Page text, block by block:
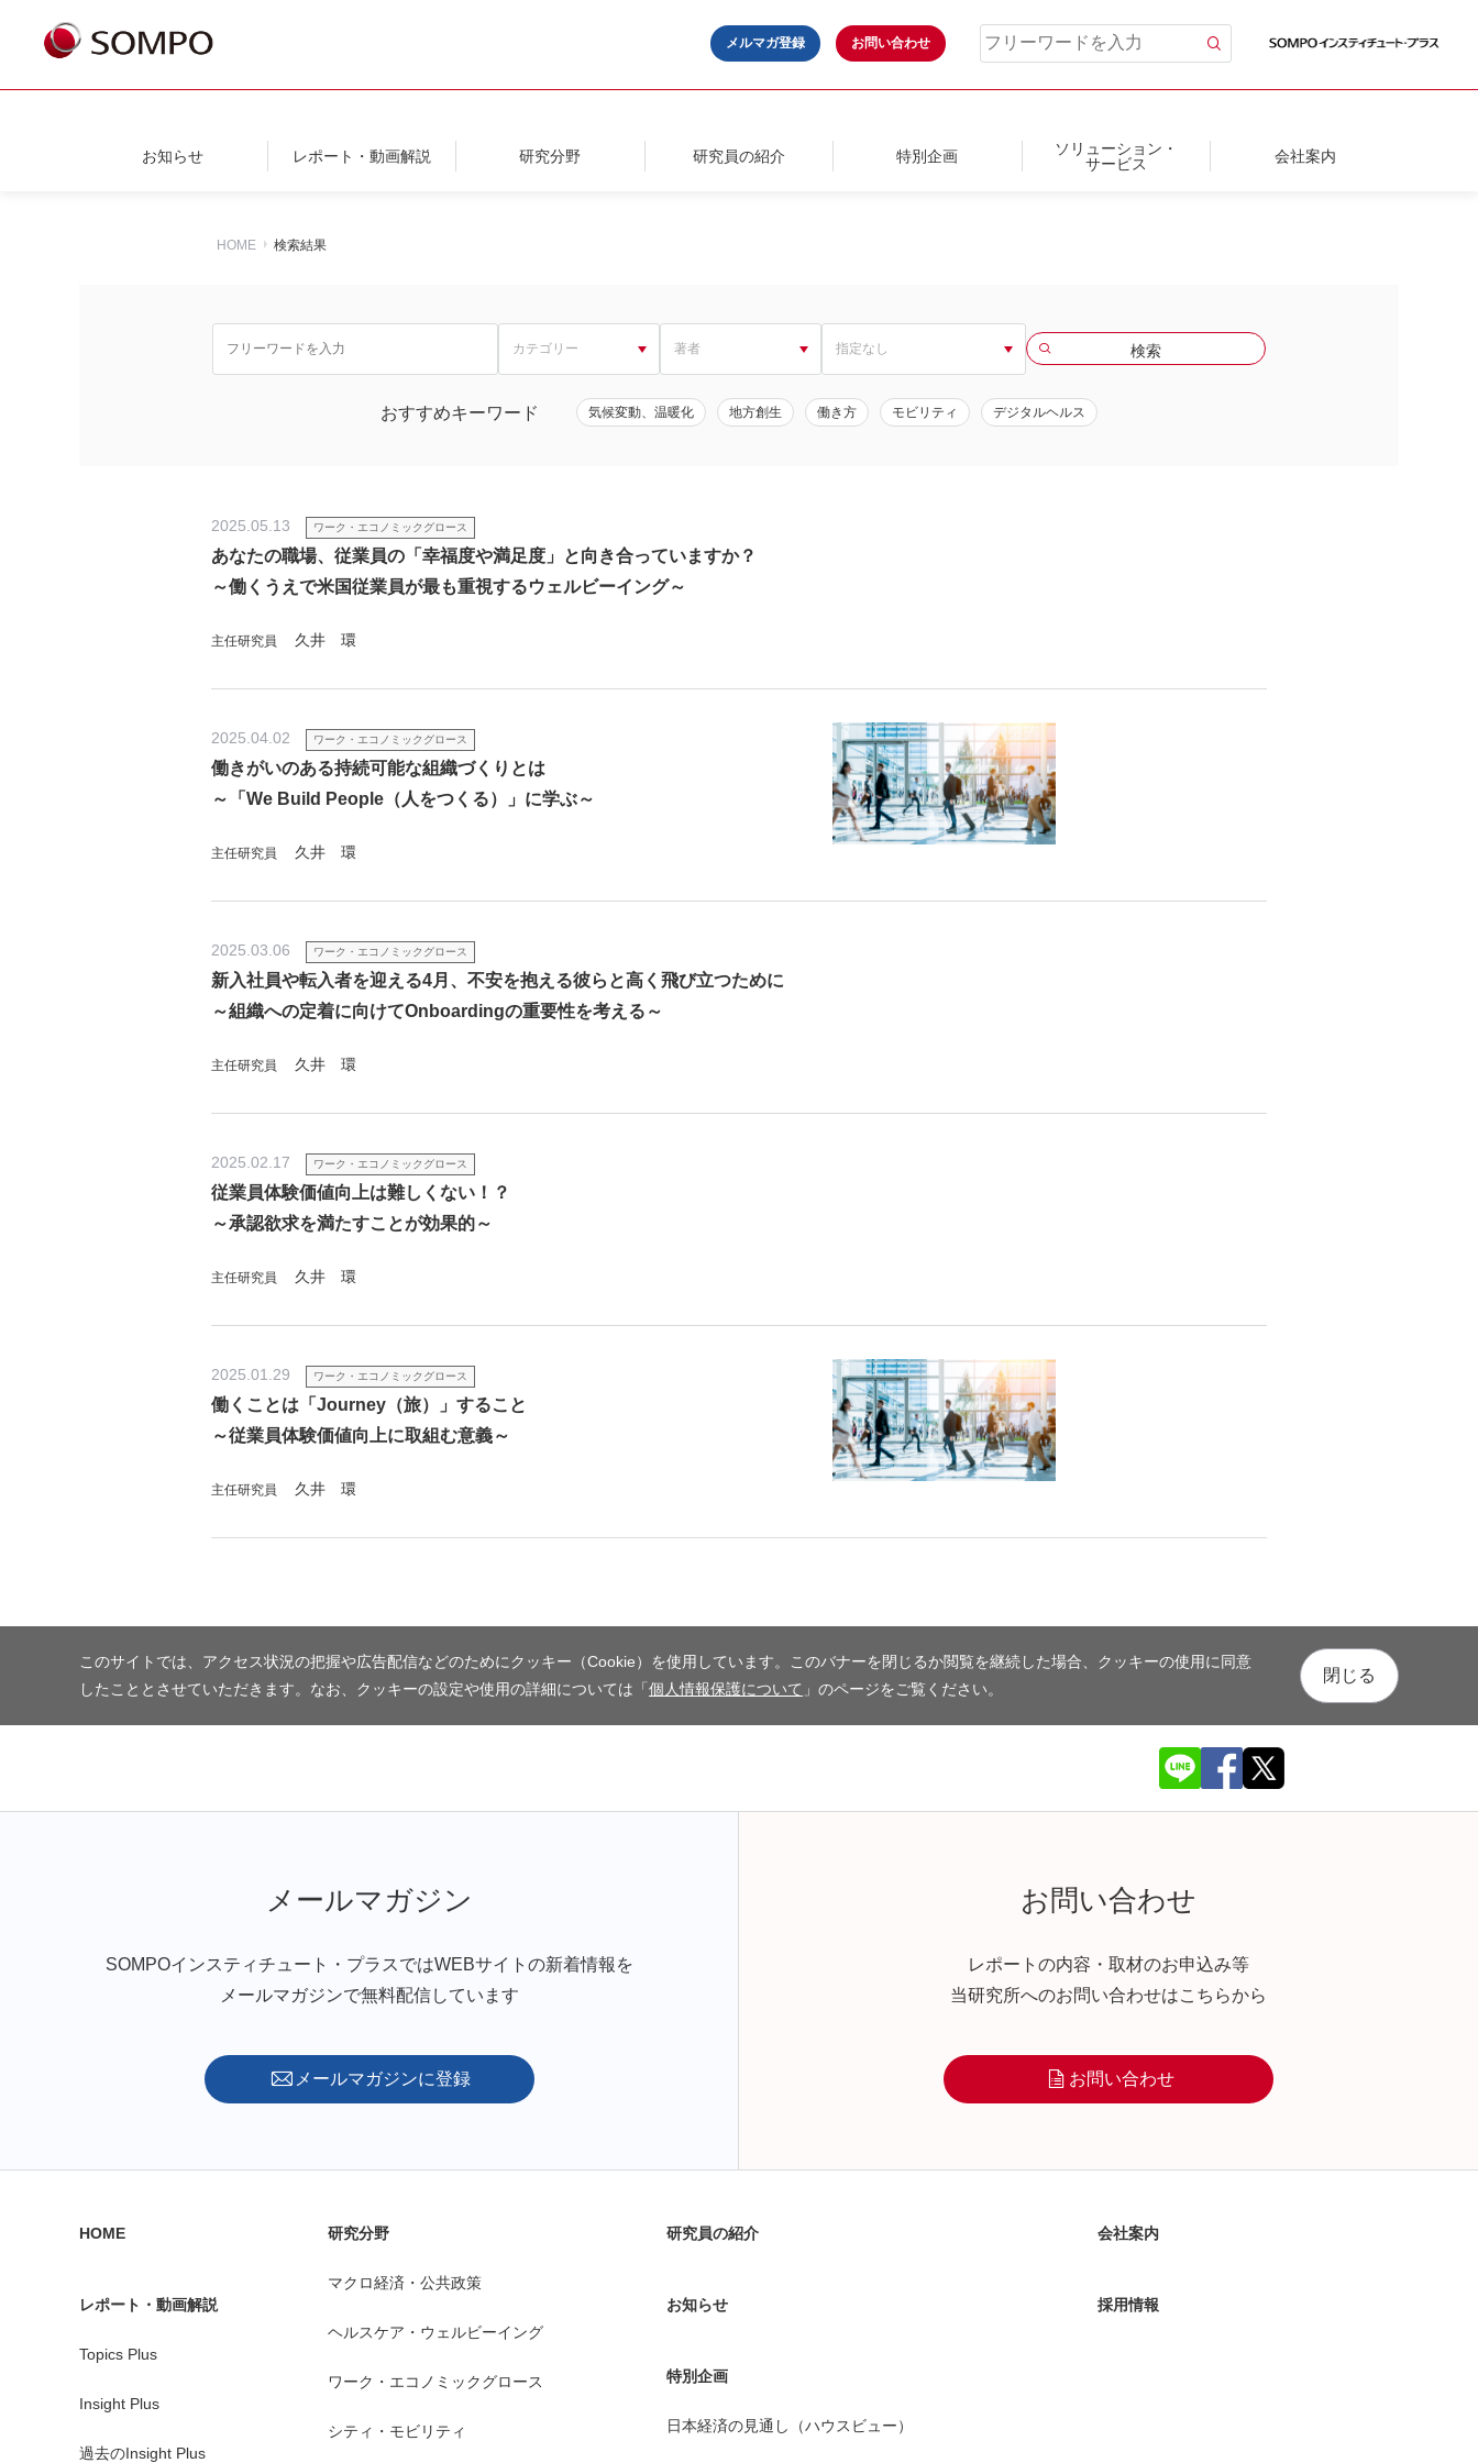
メルマガ登録 お問い合わせ
お知らせ レポート・動画解説 研究分野 研究員の紹介 特別企画
ソリューション・
サービス
会社案内
HOME 検索結果
おすすめキーワード 気候変動、温暖化 地方創生 働き方 モビリティ デジタルヘルス
2025.05.13 ワーク・エコノミックグロース
あなたの職場、従業員の「幸福度や満足度」と向き合っていますか？
～働くうえで米国従業員が最も重視するウェルビーイング～
主任研究員 久井 環
2025.04.02 ワーク・エコノミックグロース
働きがいのある持続可能な組織づくりとは
～「We Build People（人をつくる）」に学ぶ～
主任研究員 久井 環
2025.03.06 ワーク・エコノミックグロース
新入社員や転入者を迎える4月、不安を抱える彼らと高く飛び立つために
～組織への定着に向けてOnboardingの重要性を考える～
主任研究員 久井 環
2025.02.17 ワーク・エコノミックグロース
従業員体験価値向上は難しくない！？
～承認欲求を満たすことが効果的～
主任研究員 久井 環
2025.01.29 ワーク・エコノミックグロース
働くことは「Journey（旅）」すること
～従業員体験価値向上に取組む意義～
主任研究員 久井 環
このサイトでは、アクセス状況の把握や広告配信などのためにクッキー（Cookie）を使用しています。このバナーを閉じるか閲覧を継続した場合、クッキーの使用に同意
したこととさせていただきます。なお、クッキーの設定や使用の詳細については「個人情報保護について 」のページをご覧ください。
閉じる
メールマガジン
SOMPOインスティチュート・プラスではWEBサイトの新着情報を
メールマガジンで無料配信しています
メールマガジンに登録
お問い合わせ
レポートの内容・取材のお申込み等
当研究所へのお問い合わせはこちらから
お問い合わせ
HOME
レポート・動画解説
Topics Plus
Insight Plus
過去のInsight Plus
研究分野
マクロ経済・公共政策
ヘルスケア・ウェルビーイング
ワーク・エコノミックグロース
シティ・モビリティ
研究員の紹介
お知らせ
特別企画
日本経済の見通し（ハウスビュー）
会社案内
採用情報